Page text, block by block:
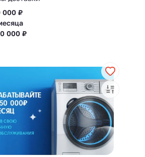
000 ₽
000 ₽